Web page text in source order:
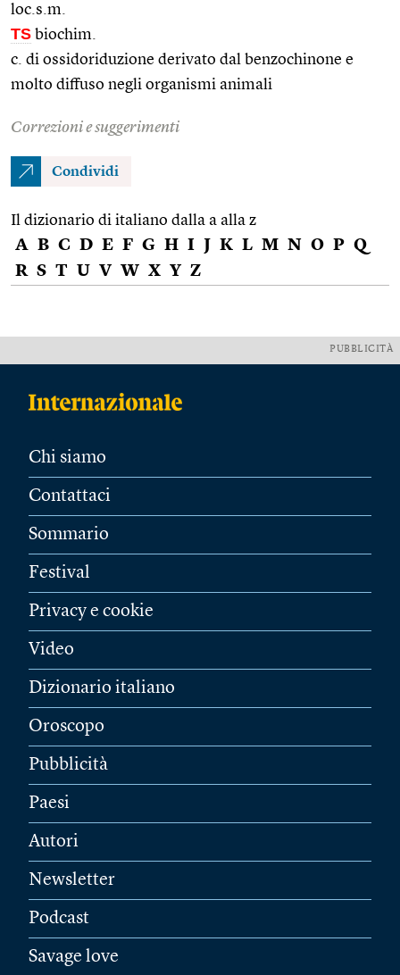
loc.s.m.
TS biochim.
c. di ossidoriduzione derivato dal benzochinone e
molto diffuso negli organismi animali
Correzioni e suggerimenti
Condividi
Il dizionario di italiano dalla a alla z
A B C D E F G H I J K L M N O P Q
R S T U V W X Y Z
PUBBLICITÀ
Chi siamo
Contattaci
Sommario
Festival
Privacy e cookie
Video
Dizionario italiano
Oroscopo
Pubblicità
Paesi
Autori
Newsletter
Podcast
Savage love